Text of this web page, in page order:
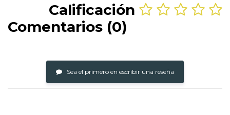
Calificación
Comentarios (0)
Sea el primero en escribir una reseña